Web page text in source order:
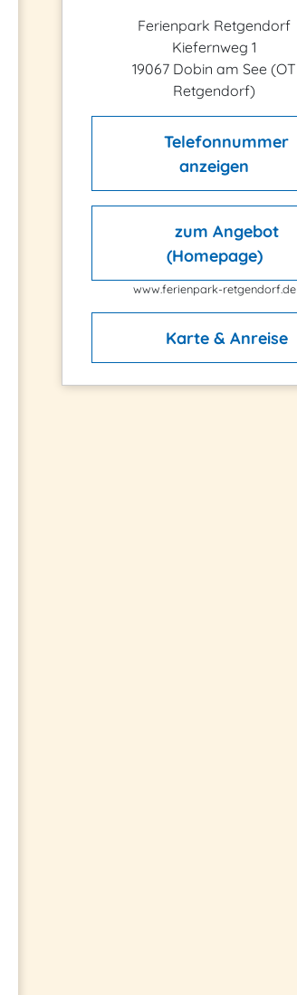
Ferienpark Retgendorf
Kiefernweg 1
19067 Dobin am See (OT
Retgendorf)
Telefonnummer
anzeigen
zum Angebot
(Homepage)
www.ferienpark-retgendorf.de
Karte & Anreise